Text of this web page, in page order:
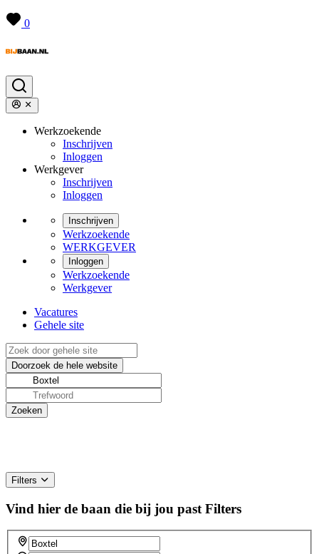
0
Werkzoekende
Inschrijven
Inloggen
Werkgever
Inschrijven
Inloggen
Inschrijven
Werkzoekende
WERKGEVER
Inloggen
Werkzoekende
Werkgever
Vacatures
Gehele site
Filters
Vind hier de baan die bij jou past Filters